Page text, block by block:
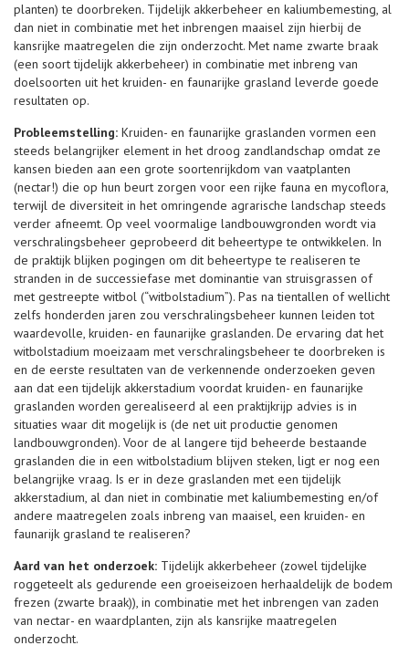
planten) te doorbreken. Tijdelijk akkerbeheer en kaliumbemesting, al
dan niet in combinatie met het inbrengen maaisel zijn hierbij de
kansrijke maatregelen die zijn onderzocht. Met name zwarte braak
(een soort tijdelijk akkerbeheer) in combinatie met inbreng van
doelsoorten uit het kruiden- en faunarijke grasland leverde goede
resultaten op.
Probleemstelling: Kruiden- en faunarijke graslanden vormen een
steeds belangrijker element in het droog zandlandschap omdat ze
kansen bieden aan een grote soortenrijkdom van vaatplanten
(nectar!) die op hun beurt zorgen voor een rijke fauna en mycoflora,
terwijl de diversiteit in het omringende agrarische landschap steeds
verder afneemt. Op veel voormalige landbouwgronden wordt via
verschralingsbeheer geprobeerd dit beheertype te ontwikkelen. In
de praktijk blijken pogingen om dit beheertype te realiseren te
stranden in de successiefase met dominantie van struisgrassen of
met gestreepte witbol (“witbolstadium”). Pas na tientallen of wellicht
zelfs honderden jaren zou verschralingsbeheer kunnen leiden tot
waardevolle, kruiden- en faunarijke graslanden. De ervaring dat het
witbolstadium moeizaam met verschralingsbeheer te doorbreken is
en de eerste resultaten van de verkennende onderzoeken geven
aan dat een tijdelijk akkerstadium voordat kruiden- en faunarijke
graslanden worden gerealiseerd al een praktijkrijp advies is in
situaties waar dit mogelijk is (de net uit productie genomen
landbouwgronden). Voor de al langere tijd beheerde bestaande
graslanden die in een witbolstadium blijven steken, ligt er nog een
belangrijke vraag. Is er in deze graslanden met een tijdelijk
akkerstadium, al dan niet in combinatie met kaliumbemesting en/of
andere maatregelen zoals inbreng van maaisel, een kruiden- en
faunarijk grasland te realiseren?
Aard van het onderzoek: Tijdelijk akkerbeheer (zowel tijdelijke
roggeteelt als gedurende een groeiseizoen herhaaldelijk de bodem
frezen (zwarte braak)), in combinatie met het inbrengen van zaden
van nectar- en waardplanten, zijn als kansrijke maatregelen
onderzocht.